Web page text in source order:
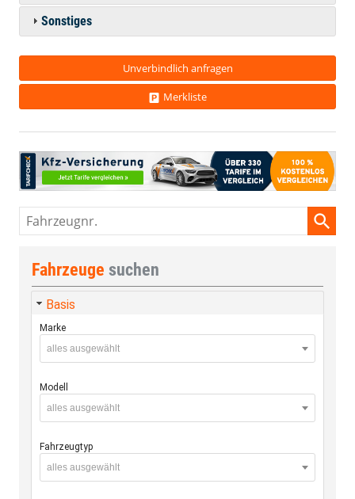
Sonstiges
Unverbindlich anfragen
Merkliste
Fahrzeugnr.
Fahrzeuge suchen
Basis
Marke
alles ausgewählt
Modell
alles ausgewählt
Fahrzeugtyp
alles ausgewählt